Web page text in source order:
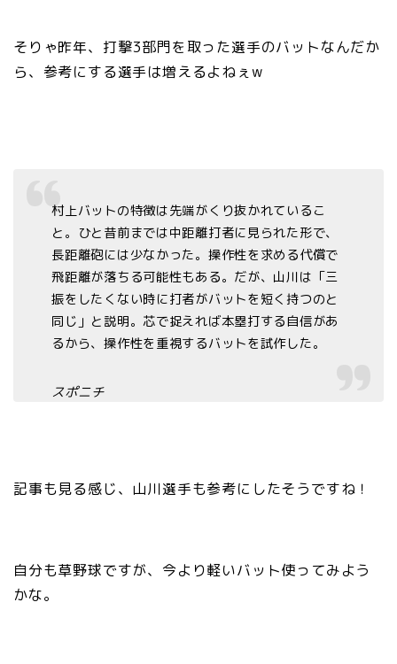
そりゃ昨年、打撃3部門を取った選手のバットなんだか
ら、参考にする選手は増えるよねぇw
村上バットの特徴は先端がくり抜かれているこ
と。ひと昔前までは中距離打者に見られた形で、
長距離砲には少なかった。操作性を求める代償で
飛距離が落ちる可能性もある。だが、山川は「三
振をしたくない時に打者がバットを短く持つのと
同じ」と説明。芯で捉えれば本塁打する自信があ
るから、操作性を重視するバットを試作した。
スポニチ
記事も見る感じ、山川選手も参考にしたそうですね！
自分も草野球ですが、今より軽いバット使ってみよう
かな。